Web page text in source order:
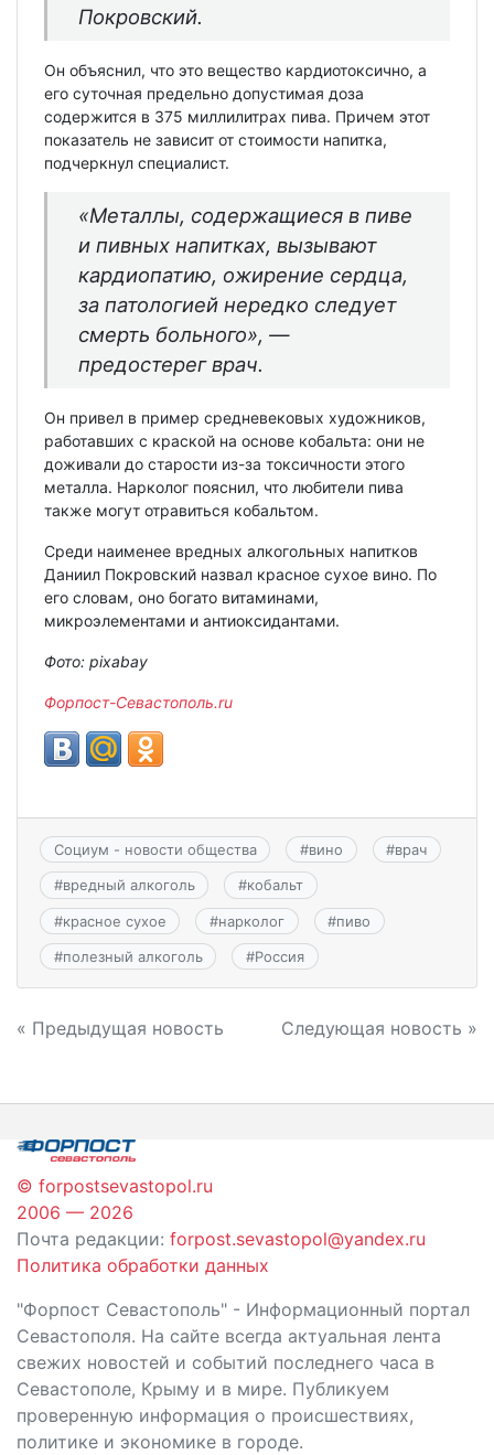
Покровский.
Он объяснил, что это вещество кардиотоксично, а
его суточная предельно допустимая доза
содержится в 375 миллилитрах пива. Причем этот
показатель не зависит от стоимости напитка,
подчеркнул специалист.
«Металлы, содержащиеся в пиве
и пивных напитках, вызывают
кардиопатию, ожирение сердца,
за патологией нередко следует
смерть больного», —
предостерег врач.
Он привел в пример средневековых художников,
работавших с краской на основе кобальта: они не
доживали до старости из-за токсичности этого
металла. Нарколог пояснил, что любители пива
также могут отравиться кобальтом.
Среди наименее вредных алкогольных напитков
Даниил Покровский назвал красное сухое вино. По
его словам, оно богато витаминами,
микроэлементами и антиоксидантами.
Фото: pixabay
Форпост-Севастополь.ru
Социум - новости общества #вино #врач
#вредный алкоголь #кобальт
#красное сухое #нарколог #пиво
#полезный алкоголь #Россия
Навигация
записям
« Предыдущая новость Следующая новость »
© forpostsevastopol.ru
2006 — 2026
Почта редакции: forpost.sevastopol@yandex.ru
Политика обработки данных
"Форпост Севастополь" - Информационный портал
Севастополя. На сайте всегда актуальная лента
свежих новостей и событий последнего часа в
Севастополе, Крыму и в мире. Публикуем
проверенную информация о происшествиях,
политике и экономике в городе.